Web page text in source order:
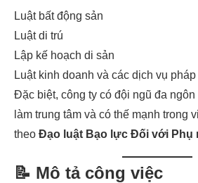
Luật bất động sản
Luật di trú
Lập kế hoạch di sản
Luật kinh doanh và các dịch vụ
Đặc biệt, công ty có đội ngũ đa
làm trung tâm và có thế mạnh trong
theo Đạo luật Bạo lực Đối với Phụ
📝 Mô tả công việc